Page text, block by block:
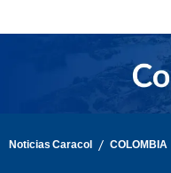
Noticias Caracol / COLOMBIA